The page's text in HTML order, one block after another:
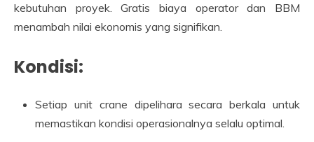
kebutuhan proyek. Gratis biaya operator dan BBM
menambah nilai ekonomis yang signifikan.
Kondisi:
Setiap unit crane dipelihara secara berkala untuk
memastikan kondisi operasionalnya selalu optimal.